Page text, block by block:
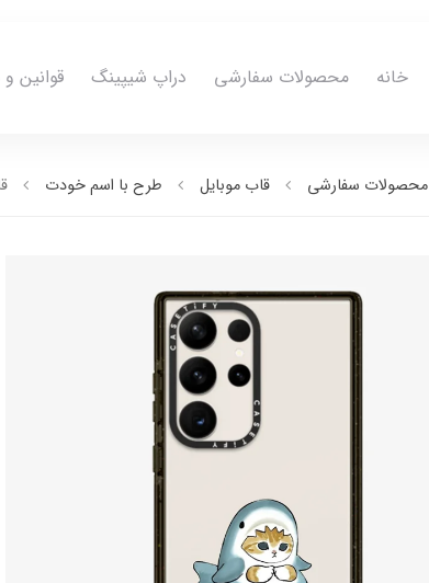
خانه محصولات سفارشی دراپ شیپینگ قوانین
محصولات سفارشی قاب موبایل طرح با اسم خودت